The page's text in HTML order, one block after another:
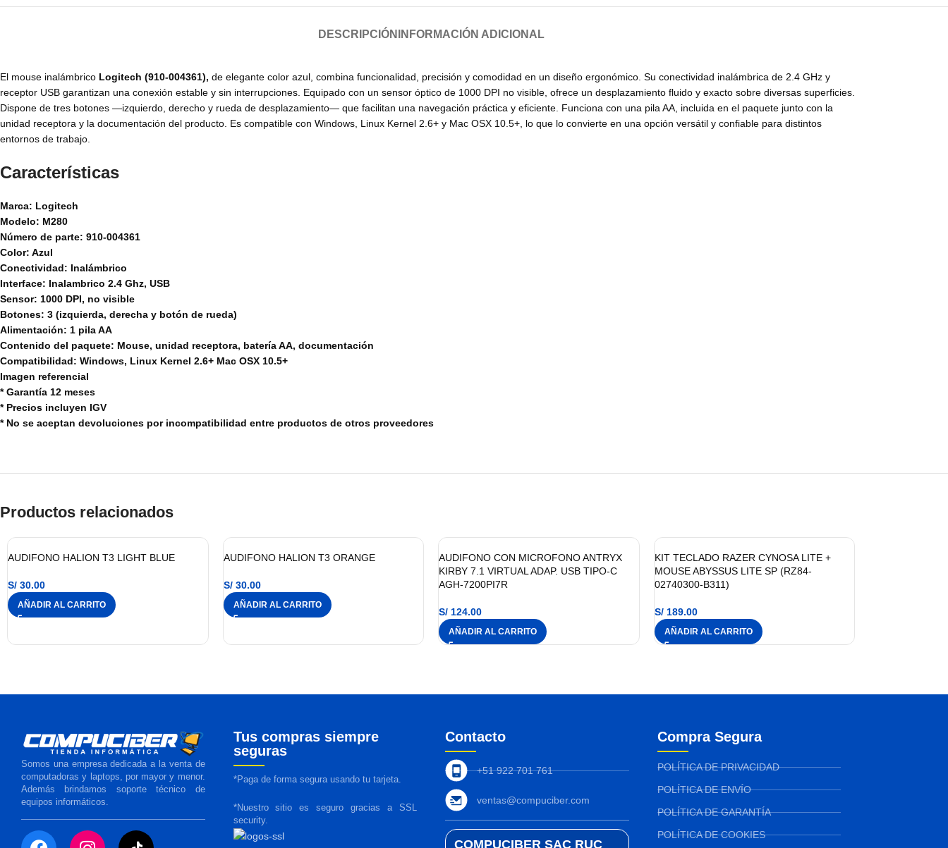
DESCRIPCIÓN INFORMACIÓN ADICIONAL
El mouse inalámbrico Logitech (910-004361), de elegante color azul, combina funcionalidad, precisión y comodidad en un diseño ergonómico. Su conectividad inalámbrica de 2.4 GHz y
receptor USB garantizan una conexión estable y sin interrupciones. Equipado con un sensor óptico de 1000 DPI no visible, ofrece un desplazamiento fluido y exacto sobre diversas superficies.
Dispone de tres botones —izquierdo, derecho y rueda de desplazamiento— que facilitan una navegación práctica y eficiente. Funciona con una pila AA, incluida en el paquete junto con la
unidad receptora y la documentación del producto. Es compatible con Windows, Linux Kernel 2.6+ y Mac OSX 10.5+, lo que lo convierte en una opción versátil y confiable para distintos
entornos de trabajo.
Características
Marca: Logitech
Modelo: M280
Número de parte: 910-004361
Color: Azul
Conectividad: Inalámbrico
Interface: Inalambrico 2.4 Ghz, USB
Sensor: 1000 DPI, no visible
Botones: 3 (izquierda, derecha y botón de rueda)
Alimentación: 1 pila AA
Contenido del paquete: Mouse, unidad receptora, batería AA, documentación
Compatibilidad: Windows, Linux Kernel 2.6+ Mac OSX 10.5+
Imagen referencial
* Garantía 12 meses
* Precios incluyen IGV
* No se aceptan devoluciones por incompatibilidad entre productos de otros proveedores
Productos relacionados
AUDIFONO HALION T3 LIGHT BLUE
S/ 30.00
AÑADIR AL CARRITO
AUDIFONO HALION T3 ORANGE
S/30.00
AÑADIR AL CARRITO
AUDIFONO CON MICROFONO ANTRYX
KIRBY 7.1 VIRTUAL ADAP. USB TIPO-C
AGH-7200PI7R
S/ 124.00
AÑADIR AL CARRITO
KIT TECLADO RAZER CYNOSA LITE +
MOUSE ABYSSUS LITE SP (RZ84-
02740300-B311)
S/189.00
AÑADIR AL CARRITO
Somos una empresa dedicada a la venta de
computadoras y laptops, por mayor y menor.
Además brindamos soporte técnico de
equipos informáticos.
Tus compras siempre
seguras
*Paga de forma segura usando tu tarjeta.
*Nuestro sitio es seguro gracias a SSL
security.
Contacto
+51 922 701 761
ventas@compuciber.com
COMPUCIBER SAC RUC
Compra Segura
POLÍTICA DE PRIVACIDAD
POLÍTICA DE ENVÍO
POLÍTICA DE GARANTÍA
POLÍTICA DE COOKIES